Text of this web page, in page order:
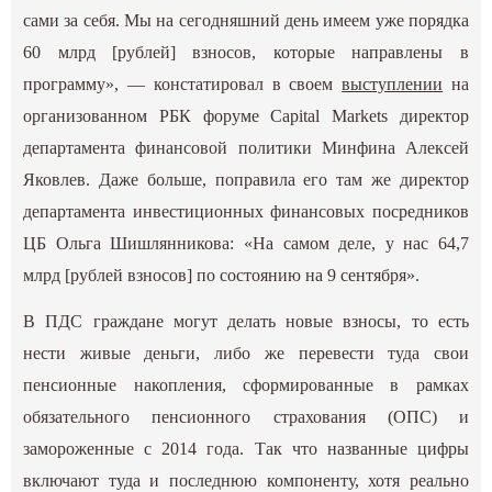
сами за себя. Мы на сегодняшний день имеем уже порядка
60 млрд [рублей] взносов, которые направлены в
программу», — констатировал в своемвыступлении на
организованном РБК форуме Capital Markets директор
департамента финансовой политики Минфина Алексей
Яковлев. Даже больше, поправила его там же директор
департамента инвестиционных финансовых посредников
ЦБ Ольга Шишлянникова: «На самом деле, у нас 64,7
млрд [рублей взносов] по состоянию на 9 сентября».
В ПДС граждане могут делать новые взносы, то есть
нести живые деньги, либо же перевести туда свои
пенсионные накопления, сформированные в рамках
обязательного пенсионного страхования (ОПС) и
замороженные с 2014 года. Так что названные цифры
включают туда и последнюю компоненту, хотя реально